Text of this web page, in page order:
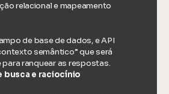
relacional e mapeamento
de base de dados, e API
semântico” que será
para ranquear as respostas.
busca e raciocínio